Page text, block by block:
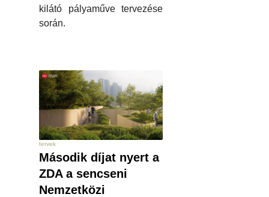
kilátó pályaműve tervezése
során.
tervek
Második díjat nyert a
ZDA a sencseni
Nemzetközi